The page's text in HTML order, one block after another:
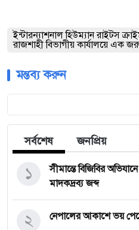
ইন্টারন্যাশনাল হিউম্যান রাইটস
রাজশাহী বিভাগীয় কার্যালয়ে এক
মন্তব্য করুন
সর্বশেষ জনপ্রিয়
সীমান্তে বিজিবির
মাদকদ্রব্য জব্দ
১
নেপালের আকাশে ভয়
২